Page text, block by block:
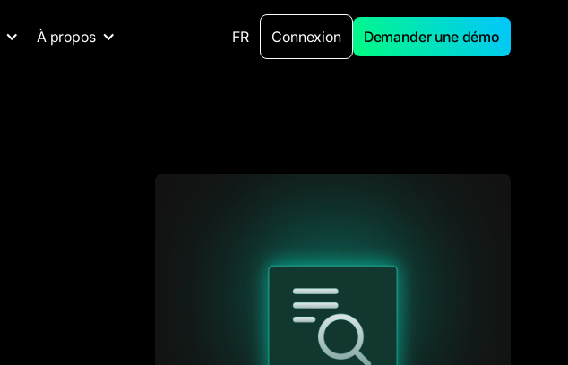
À propos FR Connexion Demander une démo